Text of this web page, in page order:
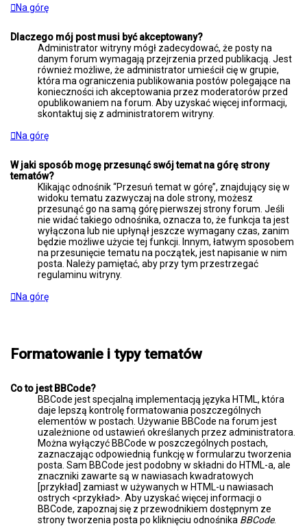
Na górę
Dlaczego mój post musi być akceptowany?
Administrator witryny mógł zadecydować, że posty na
danym forum wymagają przejrzenia przed publikacją. Jest
również możliwe, że administrator umieścił cię w grupie,
która ma ograniczenia publikowania postów polegające na
konieczności ich akceptowania przez moderatorów przed
opublikowaniem na forum. Aby uzyskać więcej informacji,
skontaktuj się z administratorem witryny.
Na górę
W jaki sposób mogę przesunąć swój temat na górę strony
tematów?
Klikając odnośnik “Przesuń temat w górę”, znajdujący się w
widoku tematu zazwyczaj na dole strony, możesz
przesunąć go na samą górę pierwszej strony forum. Jeśli
nie widać takiego odnośnika, oznacza to, że funkcja ta jest
wyłączona lub nie upłynął jeszcze wymagany czas, zanim
będzie możliwe użycie tej funkcji. Innym, łatwym sposobem
na przesunięcie tematu na początek, jest napisanie w nim
posta. Należy pamiętać, aby przy tym przestrzegać
regulaminu witryny.
Na górę
Formatowanie i typy tematów
Co to jest BBCode?
BBCode jest specjalną implementacją języka HTML, która
daje lepszą kontrolę formatowania poszczególnych
elementów w postach. Używanie BBCode na forum jest
uzależnione od ustawień określanych przez administratora.
Można wyłączyć BBCode w poszczególnych postach,
zaznaczając odpowiednią funkcję w formularzu tworzenia
posta. Sam BBCode jest podobny w składni do HTML-a, ale
znaczniki zawarte są w nawiasach kwadratowych
[przykład] zamiast w używanych w HTML-u nawiasach
ostrych <przykład>. Aby uzyskać więcej informacji o
BBCode, zapoznaj się z przewodnikiem dostępnym ze
strony tworzenia posta po kliknięciu odnośnika BBCode.